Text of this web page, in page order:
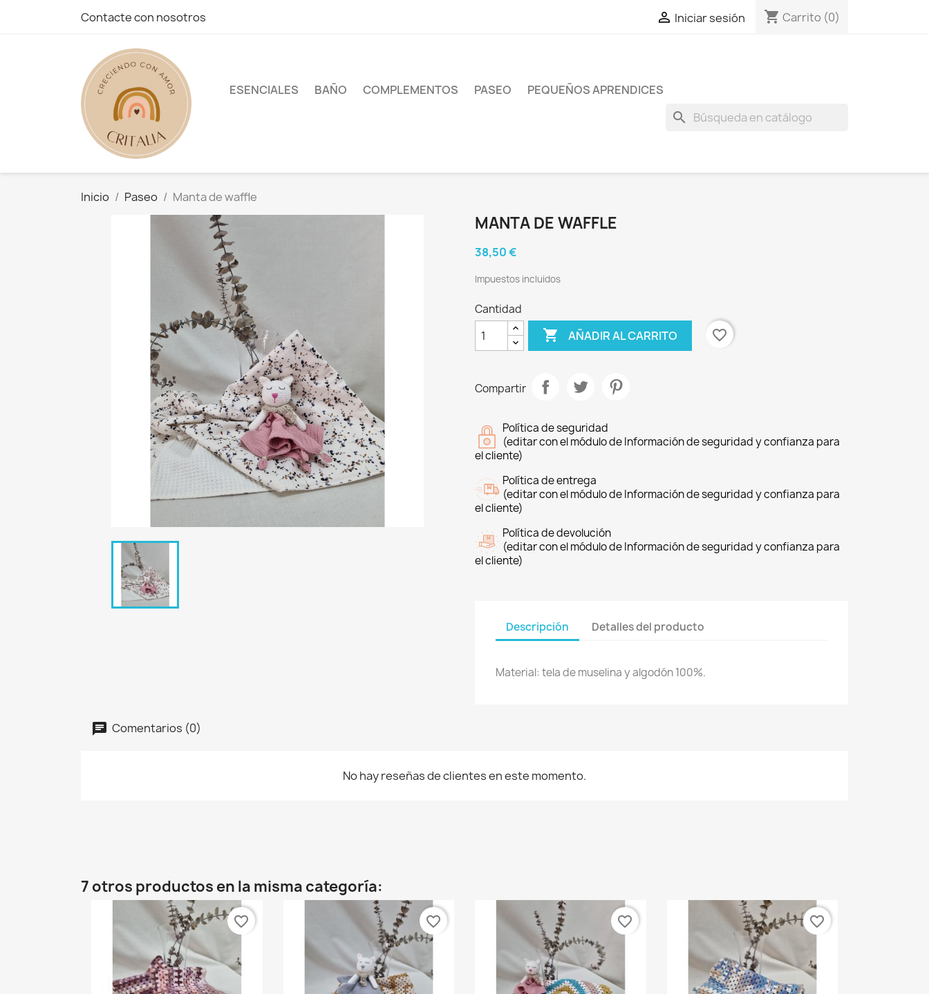
Contacte con nosotros  Iniciar sesión shopping_cart Carrito (0)
ESENCIALES BAÑO COMPLEMENTOS PASEO PEQUEÑOS APRENDICES
search
Inicio Paseo Manta de waffle
MANTA DE WAFFLE
38,50 €
Impuestos incluidos
Cantidad
 AÑADIR AL CARRITO favorite_border
Compartir
Política de seguridad
(editar con el módulo de Información de seguridad y confianza para
el cliente)
Política de entrega
(editar con el módulo de Información de seguridad y confianza para
el cliente)
Política de devolución
(editar con el módulo de Información de seguridad y confianza para
el cliente)
Descripción Detalles del producto
Material: tela de muselina y algodón 100%.
Comentarios (0)
No hay reseñas de clientes en este momento.
7 otros productos en la misma categoría:
favorite_border favorite_border favorite_border favorite_border